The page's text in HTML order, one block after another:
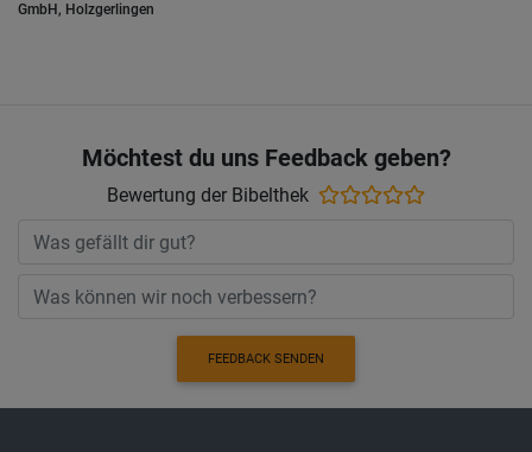
GmbH, Holzgerlingen
Möchtest du uns Feedback geben?
Bewertung der Bibelthek
FEEDBACK SENDEN